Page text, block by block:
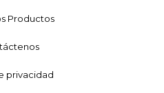
Productos
privacidad